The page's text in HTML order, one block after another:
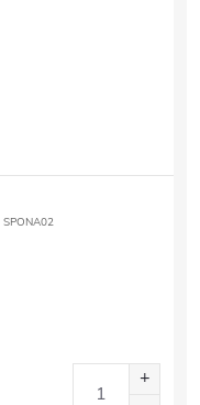
SPONA02